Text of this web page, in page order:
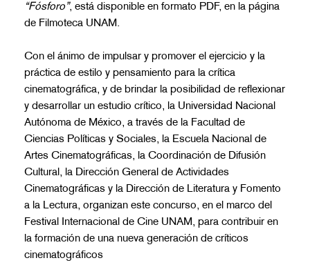
“Fósforo”, está disponible en formato PDF, en la página
de Filmoteca UNAM.
Con el ánimo de impulsar y promover el ejercicio y la
práctica de estilo y pensamiento para la crítica
cinematográfica, y de brindar la posibilidad de reflexionar
y desarrollar un estudio crítico, la Universidad Nacional
Autónoma de México, a través de la Facultad de
Ciencias Políticas y Sociales, la Escuela Nacional de
Artes Cinematográficas, la Coordinación de Difusión
Cultural, la Dirección General de Actividades
Cinematográficas y la Dirección de Literatura y Fomento
a la Lectura, organizan este concurso, en el marco del
Festival Internacional de Cine UNAM, para contribuir en
la formación de una nueva generación de críticos
cinematográficos